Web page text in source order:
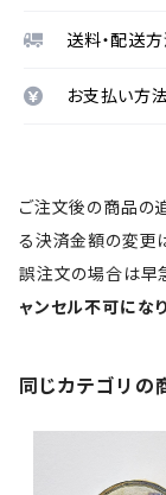
送料・配送
お支払い方
ご注文後の商品の
る決済金額の変更
誤注文の場合は早
ャンセル不可にな
同じカテゴリの